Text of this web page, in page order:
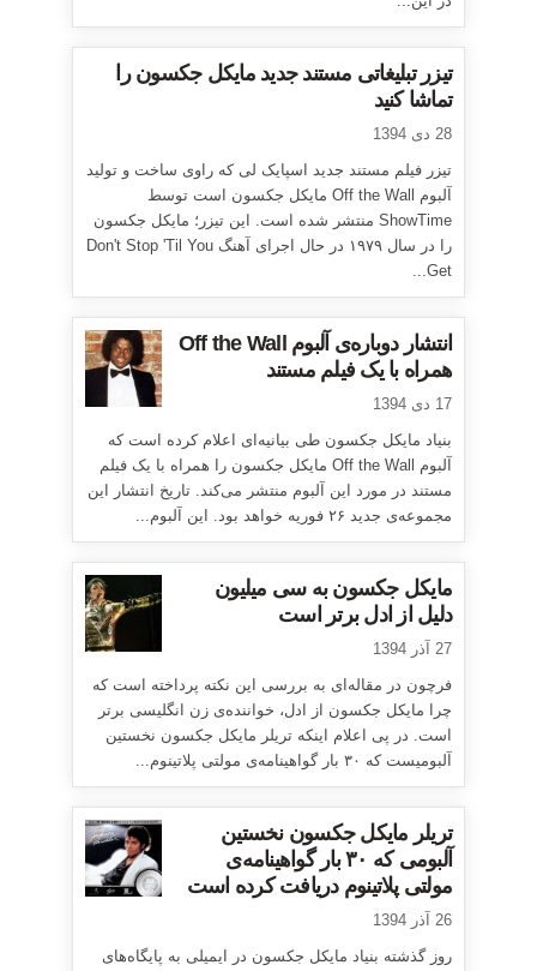
تیزر تبلیغاتی مستند جدید مایکل جکسون را
تماشا کنید
28 دی 1394
تیزر فیلم مستند جدید اسپایک لی که راوی ساخت و تولید
آلبوم Off the Wall مایکل جکسون است توسط
ShowTime منتشر شده است. این تیزر؛ مایکل جکسون
را در سال ۱۹۷۹ در حال اجرای آهنگ Don't Stop 'Til You
Get...
انتشار دوباره‌ی آلبوم Off the Wall
همراه با یک فیلم مستند
17 دی 1394
بنیاد مایکل جکسون طی بیانیه‌ای اعلام کرده است که
آلبوم Off the Wall مایکل جکسون را همراه با یک فیلم
مستند در مورد این آلبوم منتشر می‌کند. تاریخ انتشار این
مجموعه‌ی جدید ۲۶ فوریه خواهد بود. این آلبوم...
مایکل جکسون به سی میلیون
دلیل از ادل برتر است
27 آذر 1394
فرچون در مقاله‌ای به بررسی این نکته پرداخته است که
چرا مایکل جکسون از ادل، خواننده‌ی زن انگلیسی برتر
است. در پی اعلام اینکه تریلر مایکل جکسون نخستین
آلبومیست که ۳۰ بار گواهینامه‌ی مولتی پلاتینوم...
تریلر مایکل جکسون نخستین
آلبومی که ۳۰ بار گواهینامه‌ی
مولتی پلاتینوم دریافت کرده است
26 آذر 1394
روز گذشته بنیاد مایکل جکسون در ایمیلی به پایگاه‌های